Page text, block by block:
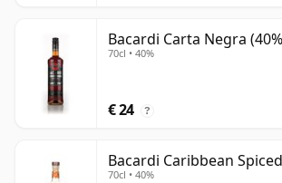
Bacardi Carta Negra
70cl • 40%
€ 24 ?
Bacardi Caribbean
70cl • 40%